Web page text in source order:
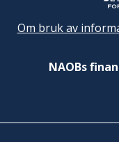
Om bruk av
NAOBs